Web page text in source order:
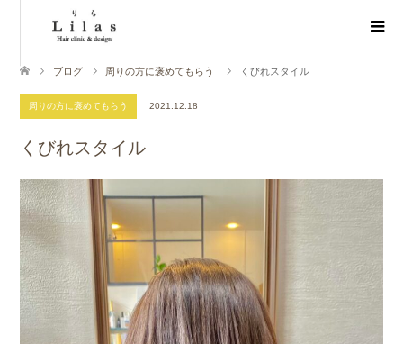
ブログ 周りの方に褒めてもらう くびれスタイル
周りの方に褒めてもらう 2021.12.18
くびれスタイル